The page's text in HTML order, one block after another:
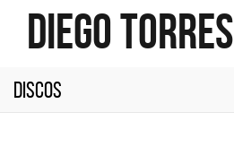
Diego Torres
Discos